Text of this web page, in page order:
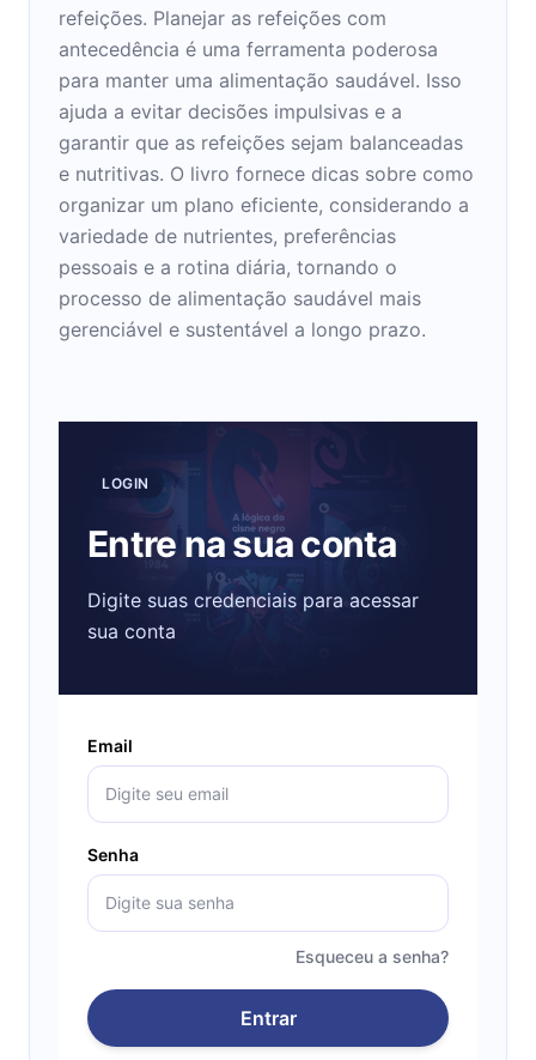
refeições. Planejar as refeições com
antecedência é uma ferramenta poderosa
para manter uma alimentação saudável. Isso
ajuda a evitar decisões impulsivas e a
garantir que as refeições sejam balanceadas
e nutritivas. O livro fornece dicas sobre como
organizar um plano eficiente, considerando a
variedade de nutrientes, preferências
pessoais e a rotina diária, tornando o
processo de alimentação saudável mais
gerenciável e sustentável a longo prazo.
LOGIN
Entre na sua conta
Digite suas credenciais para acessar
sua conta
Email
Senha
Esqueceu a senha?
Entrar